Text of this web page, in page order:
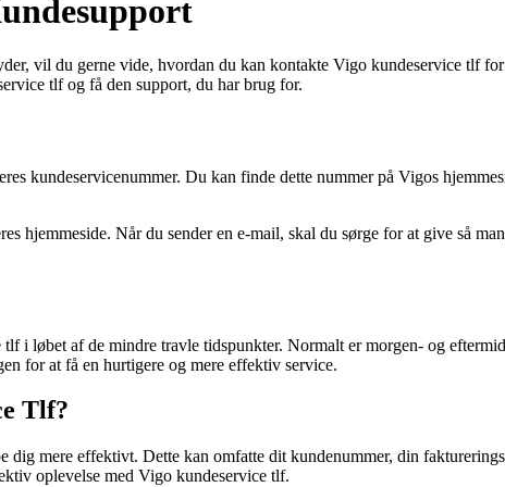
vil du gerne vide, hvordan du kan kontakte Vigo kundeservice tlf
tlf og få den support, du har brug for.
kundeservicenummer. Du kan finde dette nummer på Vigos
hjemmeside. Når du sender en e-mail, skal du sørge for at give så
i løbet af de mindre travle tidspunkter. Normalt er morgen- og
for at få en hurtigere og mere effektiv service.
Tlf?
mere effektivt. Dette kan omfatte dit kundenummer, din
oplevelse med Vigo kundeservice tlf.